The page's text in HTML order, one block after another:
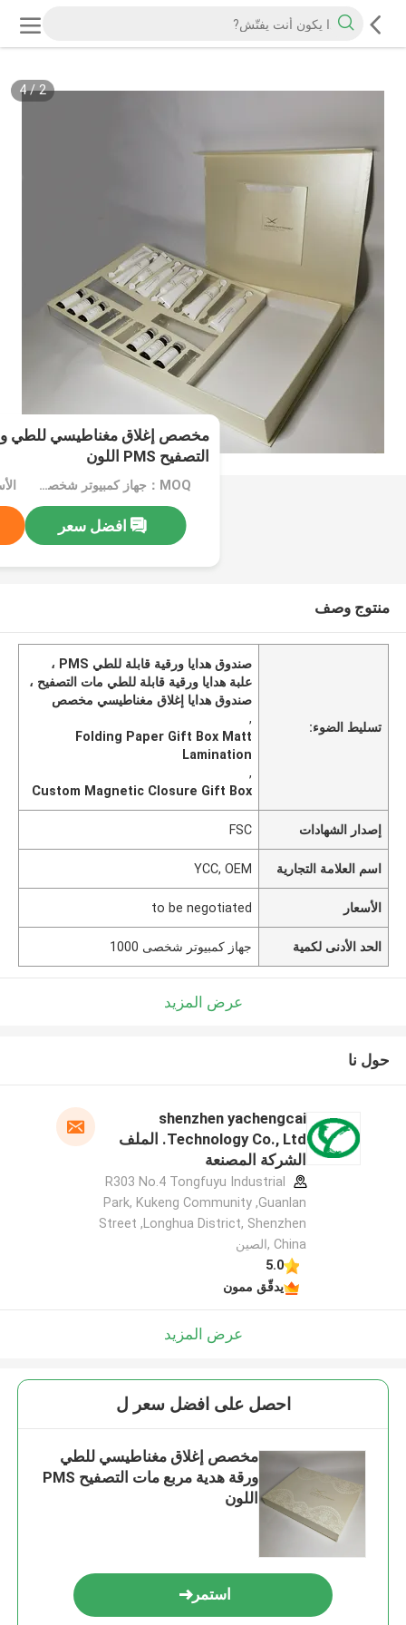
2
/
4
مخصص إغلاق مغناطيسي للطي
التصفيح PMS اللون
MOQ：جهاز كمبيوتر شخصى 1000
افضل سعر
منتوج وصف
تسليط الضوء:
صندوق هدايا ورقية قابلة للطي PMS ،
علبة هدايا ورقية قابلة للطي مات التصفيح ،
صندوق هدايا إغلاق مغناطيسي مخصص
,
Folding Paper Gift Box Matt
Lamination
,
Custom Magnetic Closure Gift Box
إصدار الشهادات FSC
اسم العلامة التجارية YCC, OEM
الأسعار to be negotiated
الحد الأدنى لكمية جهاز كمبيوتر شخصى 1000
عرض المزيد
حول نا
shenzhen yachengcai
Technology Co., Ltd. الملف
الشركة المصنعة
R303 No.4 Tongfuyu Industrial
Park, Kukeng Community ,Guanlan
Street ,Longhua District, Shenzhen
China ,الصين
5.0
يدقّق ممون
عرض المزيد
احصل على افضل سعر ل
مخصص إغلاق مغناطيسي للطي
ورقة هدية مربع مات التصفيح PMS
اللون
استمر